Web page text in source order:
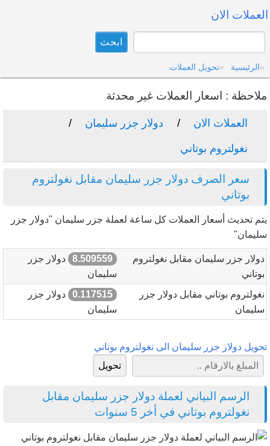
العملات الان
الرئيسية تحويل العملات
ملاحظة : اسعار العملات غير محدثة
العملات الان دولار جزر سليمان
نغولتروم بوتاني
سعر الصرف دولار جزر سليمان مقابل نغولتروم
بوتاني
يتم تحديث أسعار العملات كل ساعة لعملة جزر سليمان "دولار جزر
سليمان"
دولار جزر سليمان مقابل نغولتروم
بوتاني
8.509559
دولار جزر
سليمان
نغولتروم بوتاني مقابل دولار جزر
سليمان
0.117515
دولار جزر
سليمان
تحويل دولار جزر سليمان الى نغولتروم بوتاني
الرسم البياني لعملة دولار جزر سليمان مقابل
نغولتروم بوتاني في أخر 5 سنوات